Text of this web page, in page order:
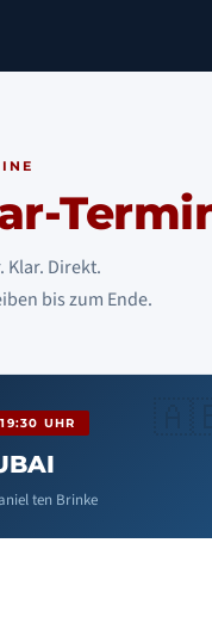
Klar. Direkt.
bis zum Ende.
UHR
ten Brinke